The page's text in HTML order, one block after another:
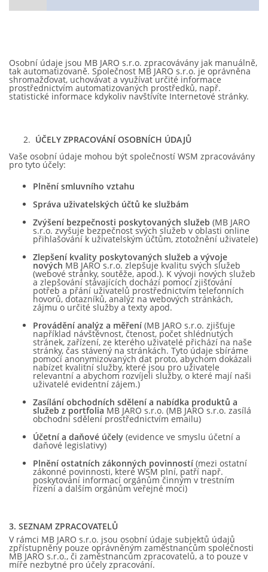
Osobní údaje jsou MB JARO s.r.o. zpracovávány jak manuálně,
tak automatizovaně. Společnost MB JARO s.r.o. je oprávněna
shromažďovat, uchovávat a využívat určité informace
prostřednictvím automatizovaných prostředků, např.
statistické informace kdykoliv navštívíte Internetové stránky.
ÚČELY ZPRACOVÁNÍ OSOBNÍCH ÚDAJŮ
Vaše osobní údaje mohou být společností WSM zpracovávány
pro tyto účely:
Plnění smluvního vztahu
Správa uživatelských účtů ke službám
Zvýšení bezpečnosti poskytovaných služeb (MB JARO
s.r.o. zvyšuje bezpečnost svých služeb v oblasti online
přihlašování k uživatelským účtům, ztotožnění uživatele)
Zlepšení kvality poskytovaných služeb a vývoje
nových MB JARO s.r.o. zlepšuje kvalitu svých služeb
(webové stránky, soutěže, apod.). K vývoji nových služeb
a zlepšování stávajících dochází pomocí zjišťování
potřeb a přání uživatelů prostřednictvím telefonních
hovorů, dotazníků, analýz na webových stránkách,
zájmu o určité služby a texty apod.
Provádění analýz a měření (MB JARO s.r.o. zjišťuje
například návštěvnost, čtenost, počet shlédnutých
stránek, zařízení, ze kterého uživatelé přichází na naše
stránky, čas stávený na stránkách. Tyto údaje sbíráme
pomocí anonymizovaných dat proto, abychom dokázali
nabízet kvalitní služby, které jsou pro uživatele
relevantní a abychom rozvíjeli služby, o které mají naši
uživatelé evidentní zájem.)
Zasílání obchodních sdělení a nabídka produktů a
služeb z portfolia MB JARO s.r.o. (MB JARO s.r.o. zasílá
obchodní sdělení prostřednictvím emailu)
Účetní a daňové účely (evidence ve smyslu účetní a
daňové legislativy)
Plnění ostatních zákonných povinností (mezi ostatní
zákonné povinnosti, které WSM plní, patří např.
poskytování informací orgánům činným v trestním
řízení a dalším orgánům veřejné moci)
3. SEZNAM ZPRACOVATELŮ
V rámci MB JARO s.r.o. jsou osobní údaje subjektů údajů
zpřístupněny pouze oprávněným zaměstnancům společnosti
MB JARO s.r.o., či zaměstnancům zpracovatelů, a to pouze v
míře nezbytné pro účely zpracování.